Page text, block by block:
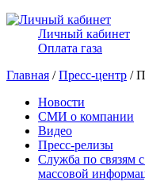
Личный кабинет
Оплата газа
Главная /Пресс-центр /
Новости
СМИ о компании
Видео
Пресс-релизы
Служба по связям
массовой